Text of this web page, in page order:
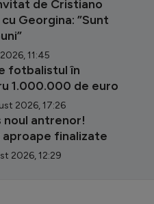
de Cristiano
Georgina: ”Sunt
11:45
fotbalistul în
1.000.000 de euro
2026, 17:26
noul antrenor!
finalizate
2026, 12:29